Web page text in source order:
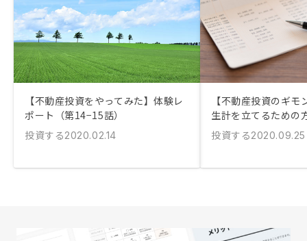
【不動産投資をやってみた】体験レ
ポート（第14−15話）
投資する2020.02.14
【不動産投資のギ
生計を立てるための
投資する2020.09.25